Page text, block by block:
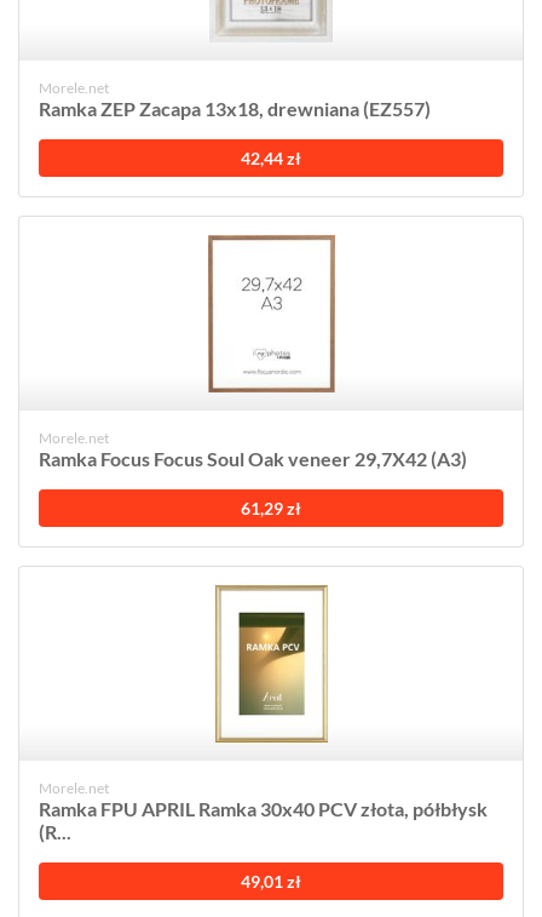
Morele.net
Ramka ZEP Zacapa 13x18, drewniana (EZ557)
42,44 zł
Morele.net
Ramka Focus Focus Soul Oak veneer 29,7X42 (A3)
61,29 zł
Morele.net
Ramka FPU APRIL Ramka 30x40 PCV złota, półbłysk
(R...
49,01 zł